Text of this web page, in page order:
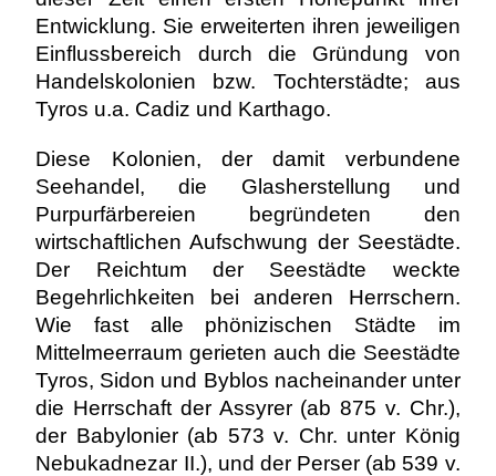
Entwicklung. Sie erweiterten ihren jeweiligen
Einflussbereich durch die Gründung von
Handelskolonien bzw. Tochterstädte; aus
Tyros u.a. Cadiz und Karthago.
Diese Kolonien, der damit verbundene
Seehandel, die Glasherstellung und
Purpurfärbereien begründeten den
wirtschaftlichen Aufschwung der Seestädte.
Der Reichtum der Seestädte weckte
Begehrlichkeiten bei anderen Herrschern.
Wie fast alle phönizischen Städte im
Mittelmeerraum gerieten auch die Seestädte
Tyros, Sidon und Byblos nacheinander unter
die Herrschaft der Assyrer (ab 875 v. Chr.),
der Babylonier (ab 573 v. Chr. unter König
Nebukadnezar II.), und der Perser (ab 539 v.